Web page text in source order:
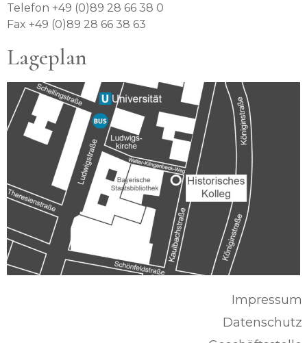
Telefon +49 (0)89 28 66 38 0
Fax +49 (0)89 28 66 38 63
Lageplan
Impressum
Datenschutz